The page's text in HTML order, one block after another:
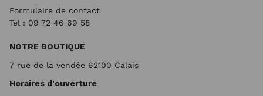
Formulaire de contact
Tel : 09 72 46 69 58
NOTRE BOUTIQUE
7 rue de la vendée 62100 Calais
Horaires d'ouverture